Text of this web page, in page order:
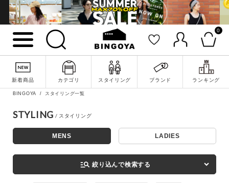
0
新着商品 カテゴリ スタイリング ブランド ランキング
詳細検索
キーワード
BINGOYA スタイリング一覧
STYLING
MENS LADIES
manage_search 絞り込んで検索する